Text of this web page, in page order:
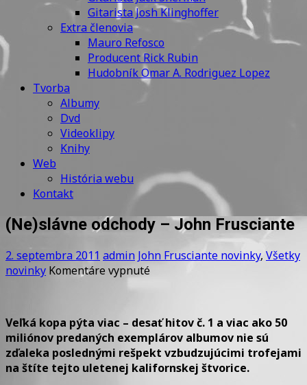
Gitarista Josh Klinghoffer
Extra členovia
Mauro Refosco
Producent Rick Rubin
Hudobník Omar A. Rodriguez Lopez
Tvorba
Albumy
Dvd
Videoklipy
Knihy
Web
História webu
Kontakt
(Ne)slávne odchody – John Frusciante
2. septembra 2011 admin John Frusciante novinky, Všetky
novinky Komentáre vypnuténa
John
Frusciante
Veľká kopa pýta viac – desať hitov č. 1 a viac ako 50
miliónov predaných exemplárov albumov nie sú
zďaleka poslednými rešpekt vzbudzujúcimi trofejami
na štíte tejto uletenej kalifornskej štvorice.